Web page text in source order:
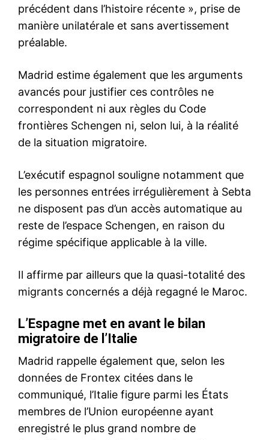
Mon compte
Marrakech : interpellation du
l’extorsion d’un touriste
étranger dans la médina
25 March 2026
In "Sécurité"
Marrakech : arrestation d’un
d’extorsion et d’agression sur
un touriste étranger
21 July 2026
In "Sécurité"
Marrakech : arrestation d’un
suspect pour harcèlement
15 March 2026
In "Sécurité"